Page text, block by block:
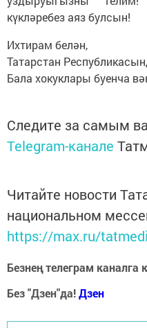
күкләребез аяз булсын!
Ихтирам белән,
Татарстан
Бала хокуклары буенча
Следите за самым
Telegram-канале
Читайте новости
национальном
https://max.ru/
Безнең телеграм
Без "Дзен"да!Дзен